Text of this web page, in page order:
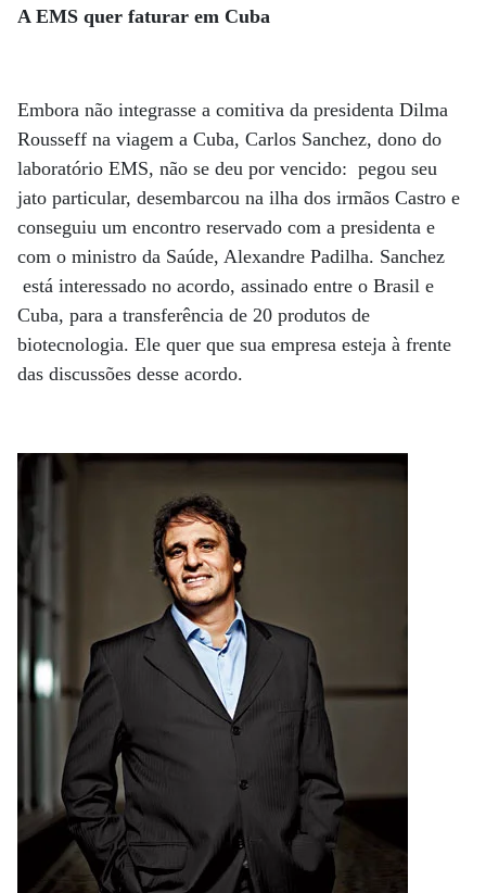
A EMS quer faturar em Cuba
Embora não integrasse a comitiva da presidenta Dilma
Rousseff na viagem a Cuba, Carlos Sanchez, dono do
laboratório EMS, não se deu por vencido: pegou seu
jato particular, desembarcou na ilha dos irmãos Castro e
conseguiu um encontro reservado com a presidenta e
com o ministro da Saúde, Alexandre Padilha. Sanchez
está interessado no acordo, assinado entre o Brasil e
Cuba, para a transferência de 20 produtos de
biotecnologia. Ele quer que sua empresa esteja à frente
das discussões desse acordo.